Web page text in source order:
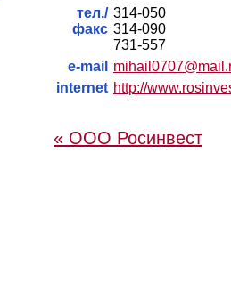
тел./
факс
314-050
314-090
731-557
e-mail
internet http://
« ООО Росинвест